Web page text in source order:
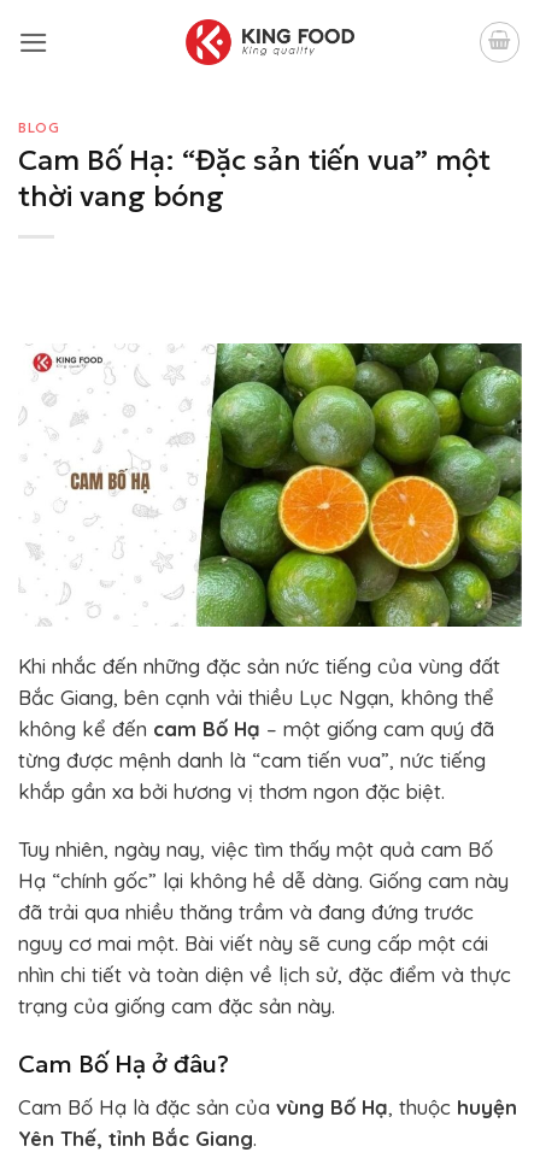
qua
BLOG
Cam Bố Hạ: “Đặc sản tiến vua” một
thời vang bóng
Khi nhắc đến những đặc sản nức tiếng của vùng đất
Bắc Giang, bên cạnh vải thiều Lục Ngạn, không thể
không kể đến cam Bố Hạ – một giống cam quý đã
từng được mệnh danh là “cam tiến vua”, nức tiếng
khắp gần xa bởi hương vị thơm ngon đặc biệt.
Tuy nhiên, ngày nay, việc tìm thấy một quả cam Bố
Hạ “chính gốc” lại không hề dễ dàng. Giống cam này
đã trải qua nhiều thăng trầm và đang đứng trước
nguy cơ mai một. Bài viết này sẽ cung cấp một cái
nhìn chi tiết và toàn diện về lịch sử, đặc điểm và thực
trạng của giống cam đặc sản này.
Cam Bố Hạ ở đâu?
Cam Bố Hạ là đặc sản của vùng Bố Hạ, thuộc huyện
Yên Thế, tỉnh Bắc Giang.